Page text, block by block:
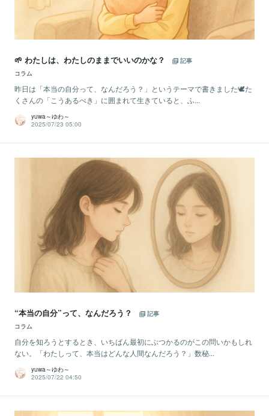
🌱 わたしは、わたしのままでいいのかな？
記事
コラム
昨日は「本当の自分って、なんだろう？」というテーマで書きました🕊️た
くさんの「こうあるべき」に囲まれて生きていると、ふ...
yuwa～ゆわ～
2025/07/23 05:00
“本当の自分”って、なんだろう？
記事
コラム
自分を知ろうとするとき、いちばん最初にぶつかるのがこの問いかもしれ
ない。「わたしって、本当はどんな人間なんだろう？」数秘...
yuwa～ゆわ～
2025/07/22 04:50